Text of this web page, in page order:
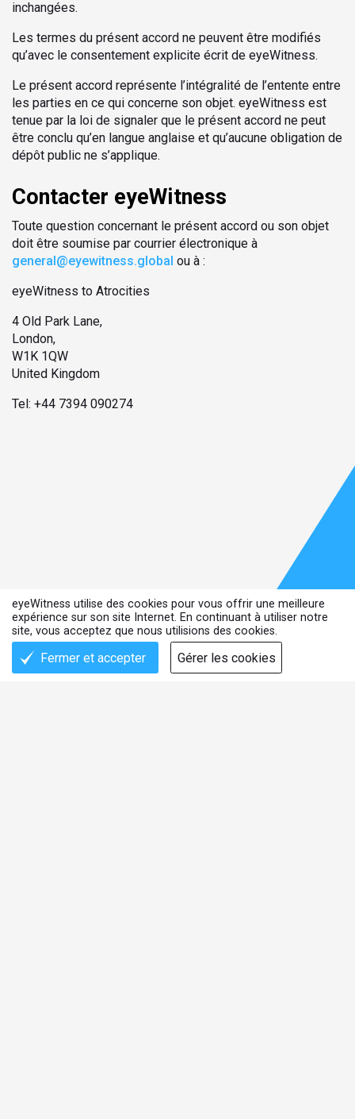
eyeWitness utilise des cookies pour vous offrir une meilleure
expérience sur son site Internet. En continuant à utiliser notre
site, vous acceptez que nous utilisions des cookies.
Fermer et accepter Gérer les cookies
inchangées.
Les termes du présent accord ne peuvent être modifiés
qu’avec le consentement explicite écrit de eyeWitness.
Le présent accord représente l’intégralité de l’entente entre
les parties en ce qui concerne son objet. eyeWitness est
tenue par la loi de signaler que le présent accord ne peut
être conclu qu’en langue anglaise et qu’aucune obligation de
dépôt public ne s’applique.
Contacter eyeWitness
Toute question concernant le présent accord ou son objet
doit être soumise par courrier électronique à
general@eyewitness.global ou à :
eyeWitness to Atrocities
4 Old Park Lane,
London,
W1K 1QW
United Kingdom
Tel: +44 7394 090274